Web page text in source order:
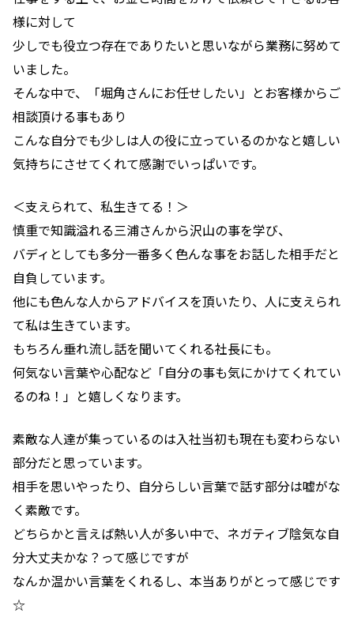
様に対して
少しでも役立つ存在でありたいと思いながら業務に努めて
いました。
そんな中で、「堀角さんにお任せしたい」とお客様からご
相談頂ける事もあり
こんな自分でも少しは人の役に立っているのかなと嬉しい
気持ちにさせてくれて感謝でいっぱいです。
＜支えられて、私生きてる！＞
慎重で知識溢れる三浦さんから沢山の事を学び、
バディとしても多分一番多く色んな事をお話した相手だと
自負しています。
他にも色んな人からアドバイスを頂いたり、人に支えられ
て私は生きています。
もちろん垂れ流し話を聞いてくれる社長にも。
何気ない言葉や心配など「自分の事も気にかけてくれてい
るのね！」と嬉しくなります。
素敵な人達が集っているのは入社当初も現在も変わらない
部分だと思っています。
相手を思いやったり、自分らしい言葉で話す部分は嘘がな
く素敵です。
どちらかと言えば熱い人が多い中で、ネガティブ陰気な自
分大丈夫かな？って感じですが
なんか温かい言葉をくれるし、本当ありがとって感じです
☆